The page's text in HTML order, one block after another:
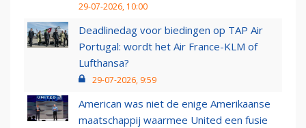
29-07-2026, 10:00
Deadlinedag voor biedingen op TAP Air
Portugal: wordt het Air France-KLM of
Lufthansa?
29-07-2026, 9:59
American was niet de enige Amerikaanse
maatschappij waarmee United een fusie